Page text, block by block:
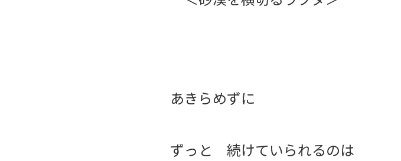
あきらめずに
ずっと 続けていられるのは